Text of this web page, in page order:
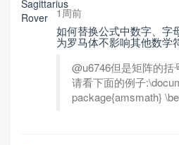
1周前
如何替换公式中数字、字
为罗马体不影响其他数学
@u6746但是矩阵的
请看下面的例子
package{amsmath}